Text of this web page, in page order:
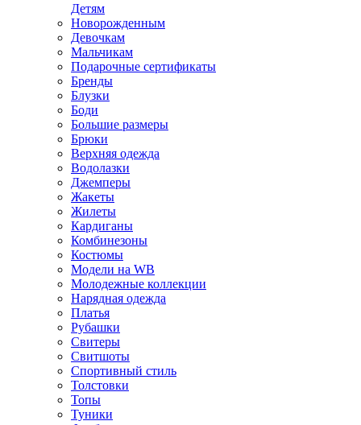
Детям
Новорожденным
Девочкам
Мальчикам
Подарочные сертификаты
Бренды
Блузки
Боди
Большие размеры
Брюки
Верхняя одежда
Водолазки
Джемперы
Жакеты
Жилеты
Кардиганы
Комбинезоны
Костюмы
Модели на WB
Молодежные коллекции
Нарядная одежда
Платья
Рубашки
Свитеры
Свитшоты
Спортивный стиль
Толстовки
Топы
Туники